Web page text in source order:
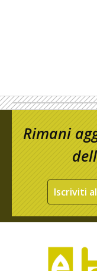
Rimani
Iscriviti